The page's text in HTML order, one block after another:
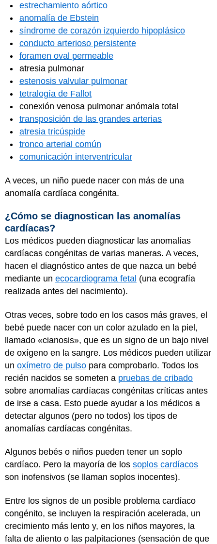
estrechamiento aórtico
anomalía de Ebstein
síndrome de corazón izquierdo hipoplásico
conducto arterioso persistente
foramen oval permeable
atresia pulmonar
estenosis valvular pulmonar
tetralogía de Fallot
conexión venosa pulmonar anómala total
transposición de las grandes arterias
atresia tricúspide
tronco arterial común
comunicación interventricular
A veces, un niño puede nacer con más de una
anomalía cardíaca congénita.
¿Cómo se diagnostican las anomalías
cardíacas?
Los médicos pueden diagnosticar las anomalías
cardíacas congénitas de varias maneras. A veces,
hacen el diagnóstico antes de que nazca un bebé
mediante un ecocardiograma fetal (una ecografía
realizada antes del nacimiento).
Otras veces, sobre todo en los casos más graves, el
bebé puede nacer con un color azulado en la piel,
llamado «cianosis», que es un signo de un bajo nivel
de oxígeno en la sangre. Los médicos pueden utilizar
un oxímetro de pulso para comprobarlo. Todos los
recién nacidos se someten a pruebas de cribado
sobre anomalías cardíacas congénitas críticas antes
de irse a casa. Esto puede ayudar a los médicos a
detectar algunos (pero no todos) los tipos de
anomalías cardíacas congénitas.
Algunos bebés o niños pueden tener un soplo
cardíaco. Pero la mayoría de los soplos cardíacos
son inofensivos (se llaman soplos inocentes).
Entre los signos de un posible problema cardíaco
congénito, se incluyen la respiración acelerada, un
crecimiento más lento y, en los niños mayores, la
falta de aliento o las palpitaciones (sensación de que